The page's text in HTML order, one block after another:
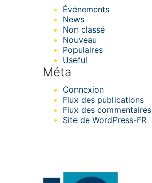
Événements
News
Non classé
Nouveau
Populaires
Useful
Méta
Connexion
Flux des publications
Flux des commentaires
Site de WordPress-FR